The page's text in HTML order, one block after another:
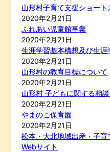
山形村子育て支援ショー
2020年2月21日
ふれあい児童館事業
2020年2月21日
生涯学習基本構想及び生
2020年2月21日
山形村の教育目標について
2020年2月21日
山形村 子どもに関する相
2020年2月21日
やまのこ保育園
2020年2月21日
松本・大北地域出産・子
Webサイト